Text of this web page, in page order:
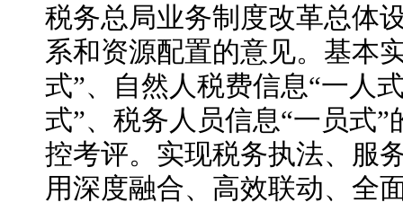
税务总局业务制度改革总体
系和资源配置的意见。基本
式”、自然人税费信息“一人
式”、税务人员信息“一员式
控考评。实现税务执法、服
用深度融合、高效联动、全